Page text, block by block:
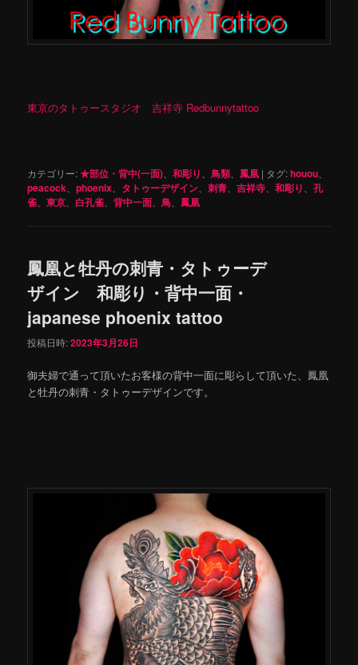
東京のタトゥースタジオ 吉祥寺 Redbunnytattoo
カテゴリー:★部位・背中(一面) 、和彫り 、鳥類 鳳凰 | タグ:houou
peacock 、phoenix タトゥーデザイン 、刺青 、吉祥寺 、和彫り 、孔
雀 、東京 白孔雀 、背中一面 、鳥 鳳凰
鳳凰と牡丹の刺青・タトゥーデ
ザイン 和彫り・背中一面・
japanese phoenix tattoo
投稿日時:2023年3月26日
御夫婦で通って頂いたお客様の背中一面に彫らして頂いた、鳳凰
と牡丹の刺青・タトゥーデザインです。